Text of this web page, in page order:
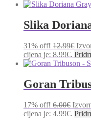
Slika
31% off! 12.99€
cijena je: 8.99€.
Goran
17% off! 6.00€
cijena je: 4.99€.